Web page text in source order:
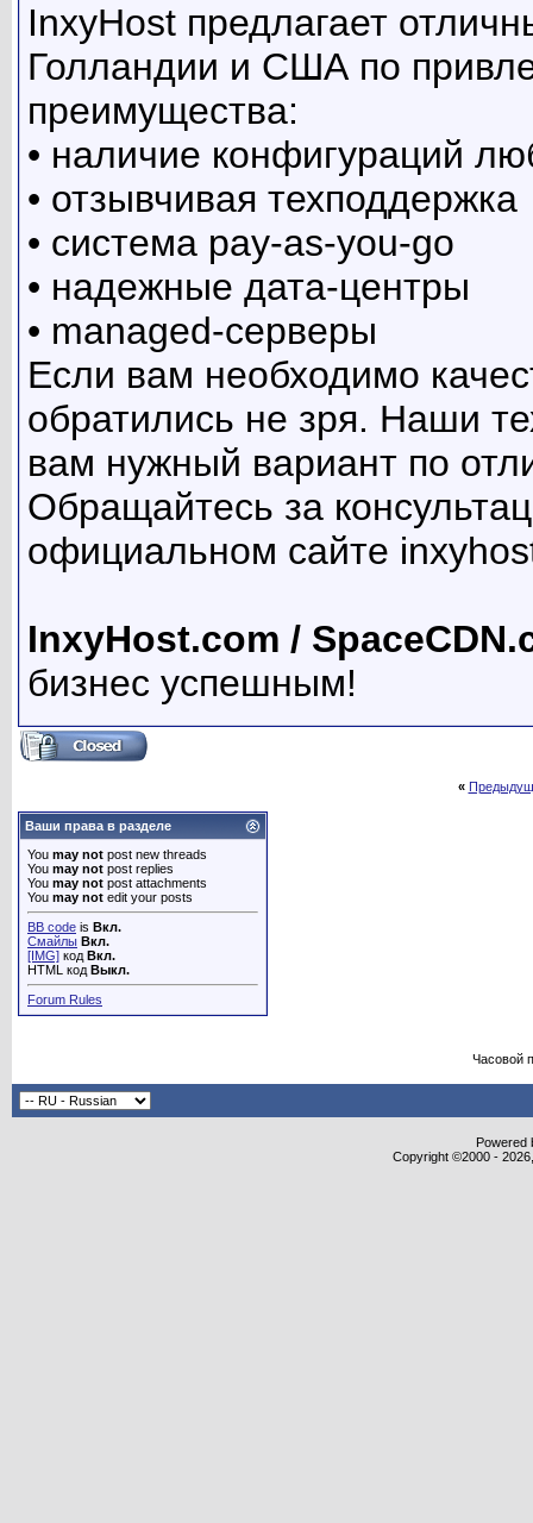
InxyHost предлагает
Голландии и США по
преимущества:
• наличие конфигураций
• отзывчивая техподдержка
• система pay-as-you-go
• надежные дата-центры
• managed-серверы
Если вам необходимо
обратились не зря. Наши
вам нужный вариант по
Обращайтесь за
официальном сайте
InxyHost.com /
бизнес успешным!
«
Ваши права в разделе
You may not post new threads
You may not post replies
You may not post attachments
You may not edit your posts
BB code is Вкл.
Смайлы Вкл.
[IMG] код Вкл.
HTML код Выкл.
Forum Rules
Часовой
Powered
Copyright ©2000 -